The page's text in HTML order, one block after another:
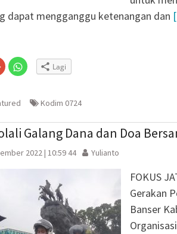
dapat mengganggu ketenangan dan
Klik
untuk
berbagi
(Membuka
di
yang
baru)
Klik
untuk
jendela
baru)
Lagi
Kodim 0724
Galang Dana dan Doa
2022 | 10:59 44 Yulianto
FOKUS
Gerakan
Banser